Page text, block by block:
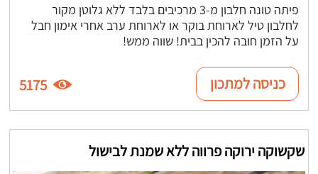
פיתה טונה חלבון מ-3 מרכיבים בלבד ללא גלוטן מקור
לחלבון טיל לארוחת בוקר או לארוחת ערב אחרי אימון חבל
על הזמן חובה להכין בבית! שווה ממש!
כניסה למתכון 5175
שקשוקה ירוקה פרווה ללא שמנת לבישול